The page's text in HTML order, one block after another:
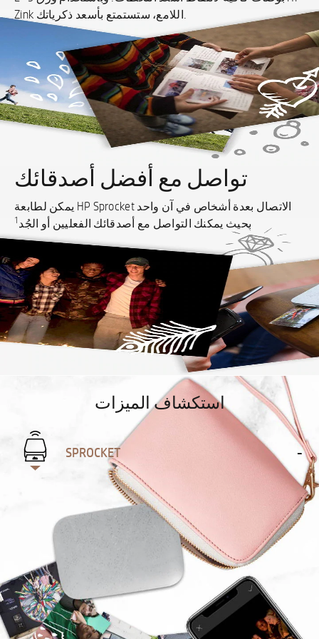
Zink اللامع، ستستمتع بأسعد ذكرياتك.
تواصل مع أفضل أصدقائك
يمكن لطابعة HP Sprocket الاتصال بعدة أشخاص في آن واحد
بحيث يمكنك التواصل مع أصدقائك الفعليين أو الجُد1
استكشاف الميزات
SPROCKET